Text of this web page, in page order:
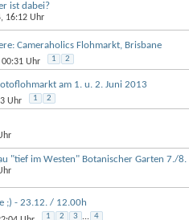
ist dabei?
16:12 Uhr
Cameraholics Flohmarkt, Brisbane
Uhr 1 2
am 1. u. 2. Juni 2013
Uhr 1 2
"tief im Westen" Botanischer Garten 7./8.
;) - 23.12. / 12.00h
1 2 3 ... 4